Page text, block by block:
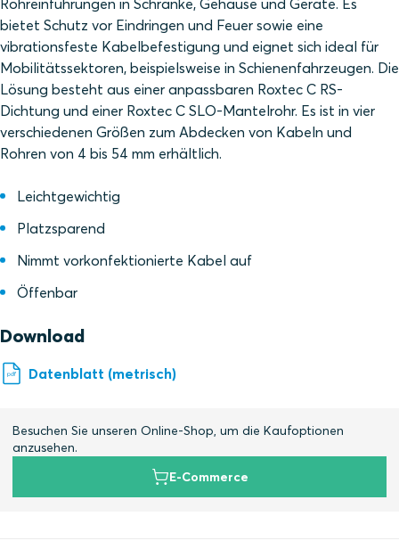
Rohreinführungen in Schränke, Gehäuse und Geräte. Es
bietet Schutz vor Eindringen und Feuer sowie eine
vibrationsfeste Kabelbefestigung und eignet sich ideal für
Mobilitätssektoren, beispielsweise in Schienenfahrzeugen. Die
Lösung besteht aus einer anpassbaren Roxtec C RS-
Dichtung und einer Roxtec C SLO-Mantelrohr. Es ist in vier
verschiedenen Größen zum Abdecken von Kabeln und
Rohren von 4 bis 54 mm erhältlich.
Leichtgewichtig
Platzsparend
Nimmt vorkonfektionierte Kabel auf
Öffenbar
Download
Datenblatt (metrisch)
Besuchen Sie unseren Online-Shop, um die Kaufoptionen
anzusehen.
E-Commerce